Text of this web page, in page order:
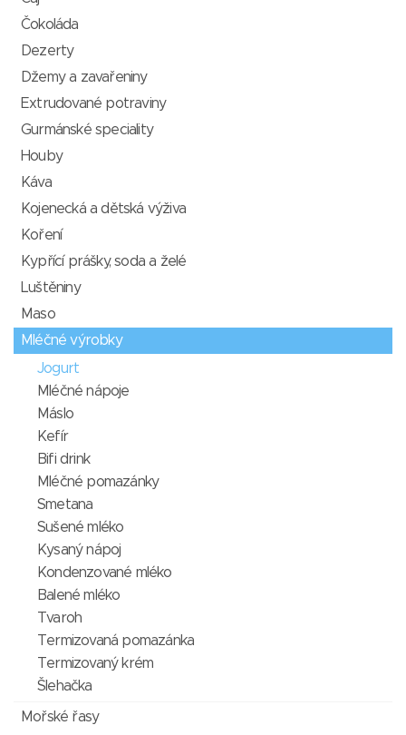
Čokoláda
Dezerty
Džemy a zavařeniny
Extrudované potraviny
Gurmánské speciality
Houby
Káva
Kojenecká a dětská výživa
Koření
Kypřící prášky, soda a želé
Luštěniny
Maso
Mléčné výrobky
Jogurt
Mléčné nápoje
Máslo
Kefír
Bifi drink
Mléčné pomazánky
Smetana
Sušené mléko
Kysaný nápoj
Kondenzované mléko
Balené mléko
Tvaroh
Termizovaná pomazánka
Termizovaný krém
Šlehačka
Mořské řasy